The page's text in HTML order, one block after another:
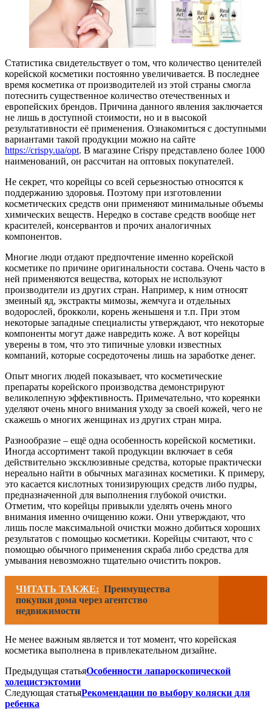
Статистика свидетельствует о том, что количество ценителей
корейской косметики постоянно увеличивается. В последнее
время косметика от производителей из этой страны смогла
потеснить существенное количество отечественных и
европейских брендов. Причина данного явления заключается
не лишь в доступной стоимости, но и в высокой
результативности её применения. Ознакомиться с доступными
вариантами такой продукции можно на сайте
https://crispy.ua/opt. В магазине Crispy представлено более 1000
наименований, он рассчитан на оптовых покупателей.
Не секрет, что корейцы со всей серьезностью относятся к
поддержанию здоровья. Поэтому при изготовлении
косметических средств они применяют минимальные объемы
химических веществ. Нередко в составе средств вообще нет
красителей, консервантов и прочих аналогичных
компонентов.
Многие люди отдают предпочтение именно корейской
косметике по причине оригинальности состава. Очень часто в
ней применяются вещества, которых не используют
производители из других стран. Например, к ним относят
змеиный яд, экстракты мимозы, жемчуга и отдельных
водорослей, брокколи, корень женьшеня и т.п. При этом
некоторые западные специалисты утверждают, что некоторые
компоненты могут даже навредить коже. А вот корейцы
уверены в том, что это типичные уловки известных
компаний, которые сосредоточены лишь на заработке денег.
Опыт многих людей показывает, что косметические
препараты корейского производства демонстрируют
великолепную эффективность. Примечательно, что кореянки
уделяют очень много внимания уходу за своей кожей, чего не
скажешь о многих женщинах из других стран мира.
Разнообразие – ещё одна особенность корейской косметики.
Иногда ассортимент такой продукции включает в себя
действительно эксклюзивные средства, которые практически
нереально найти в обычных магазинах косметики. К примеру,
это касается кислотных тонизирующих средств либо пудры,
предназначенной для выполнения глубокой очистки.
Отметим, что корейцы привыкли уделять очень много
внимания именно очищению кожи. Они утверждают, что
лишь после максимальной очистки можно добиться хороших
результатов с помощью косметики. Корейцы считают, что с
помощью обычного применения скраба либо средства для
умывания невозможно тщательно очистить покров.
ЧИТАТЬ ТАКЖЕ: Преимущества
покупки дома через агентство
недвижимости
Не менее важным является и тот момент, что корейская
косметика выполнена в привлекательном дизайне.
Предыдущая статьяОсобенности лапароскопической
холецистэктомии
Следующая статьяРекомендации по выбору коляски для
ребенка